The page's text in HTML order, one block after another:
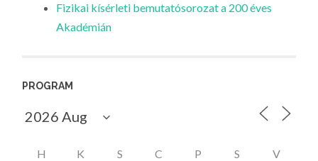
Fizikai kísérleti bemutatósorozat a 200 éves
Akadémián
PROGRAM
H K S C P S V